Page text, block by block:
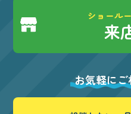
ショール
来
お気軽に